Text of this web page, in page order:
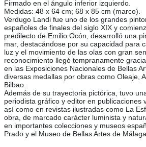
Firmado en el ángulo inferior izquierdo.
Medidas: 48 x 64 cm; 68 x 85 cm (marco).
Verdugo Landi fue uno de los grandes
españoles de finales del siglo XIX y
predilecto de Emilio Ocón, desarrolló una
mar, destacándose por su capacidad para
luz y el movimiento de las olas con gran
reconocimiento llegó tempranamente
en las Exposiciones Nacionales de Bellas
diversas medallas por obras como Oleaje,
Bilbao.
Además de su trayectoria pictórica, tuvo
periodista gráfico y editor en publicaciones
así como en revistas ilustradas como La
obra, de marcado carácter luminista y
en importantes colecciones y museos
Prado y el Museo de Bellas Artes de